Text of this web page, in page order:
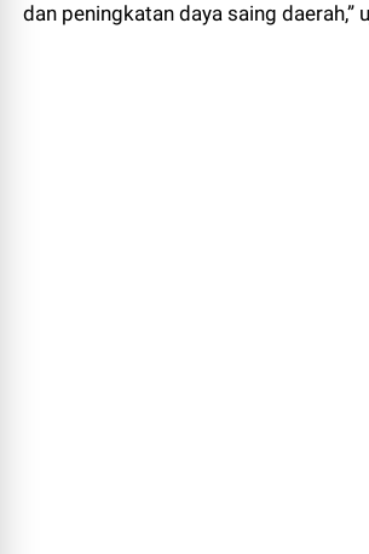
dan peningkatan daya saing daerah,”